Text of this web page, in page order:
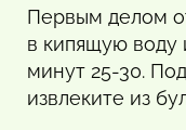
Первым делом
в кипящую воду
минут 25-30.
извлеките из